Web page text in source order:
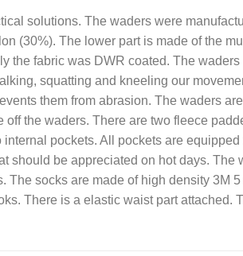
solutions. The waders were
(30%). The lower part is made of the
the fabric was DWR coated. The
squatting and kneeling our
them from abrasion. The waders
the waders. There are two fleece
pockets. All pockets are
should be appreciated on hot days. The
The socks are made of high density 3M
There is a elastic waist part attached.